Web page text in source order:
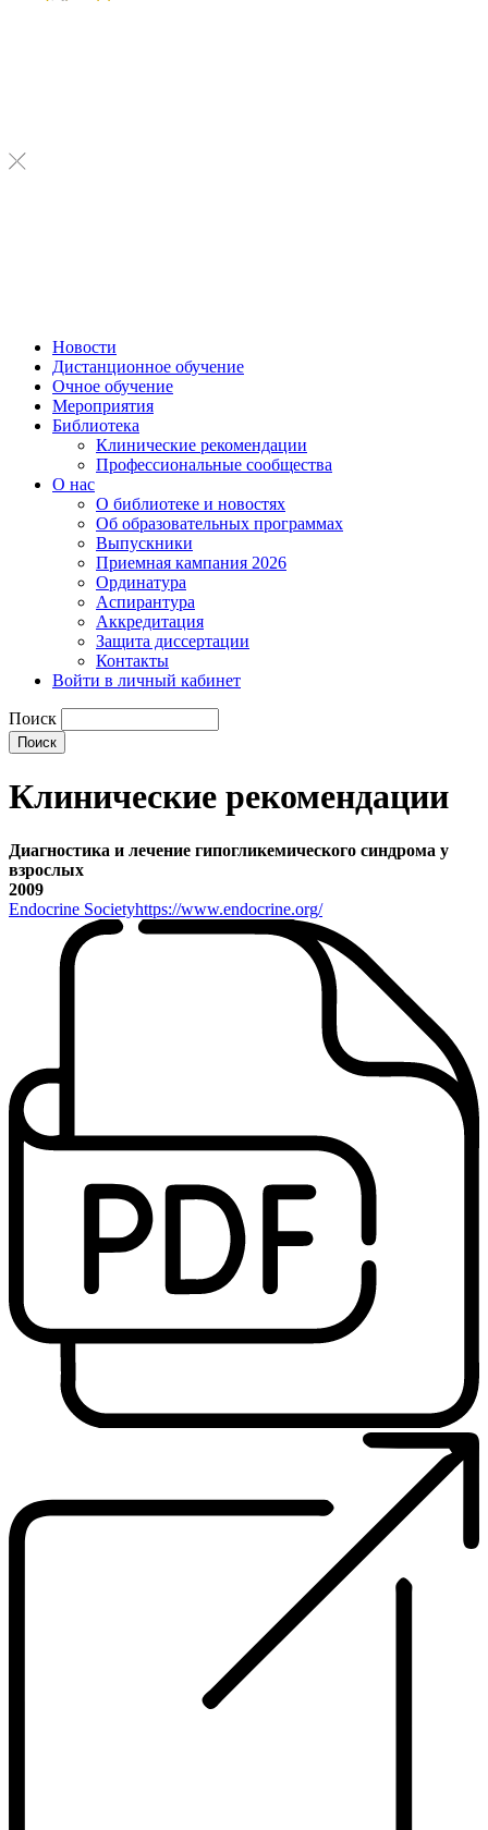
Новости
Дистанционное обучение
Очное обучение
Мероприятия
Библиотека
Клинические рекомендации
Профессиональные сообщества
О нас
О библиотеке и новостях
Об образовательных программах
Выпускники
Приемная кампания 2026
Ординатура
Аспирантура
Аккредитация
Защита диссертации
Контакты
Войти в личный кабинет
Поиск
Клинические рекомендации
Диагностика и лечение гипогликемического синдрома у
взрослых
2009
Endocrine Societyhttps://www.endocrine.org/